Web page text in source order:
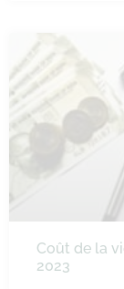
Coût de la
2023